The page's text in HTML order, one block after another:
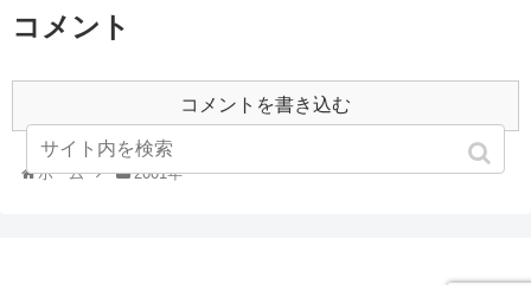
コメント
コメントを書き込む
ホーム 2001年